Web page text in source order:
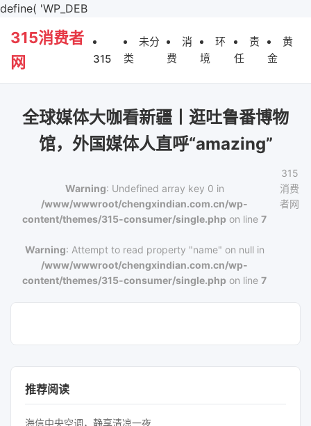
define( 'WP_DEB
315消费者
网
315
未分
类
消
费
环
境
责
任
黄
金
全球媒体大咖看新疆丨逛吐鲁番博物
馆，外国媒体人直呼“amazing”
Warning: Undefined array key 0 in
/www/wwwroot/chengxindian.com.cn/wp-
content/themes/315-consumer/single.php on line7
Warning: Attempt to read property "name" on null in
/www/wwwroot/chengxindian.com.cn/wp-
content/themes/315-consumer/single.php on line7
315
消费
者网
推荐阅读
海信中央空调，静享清凉一夜